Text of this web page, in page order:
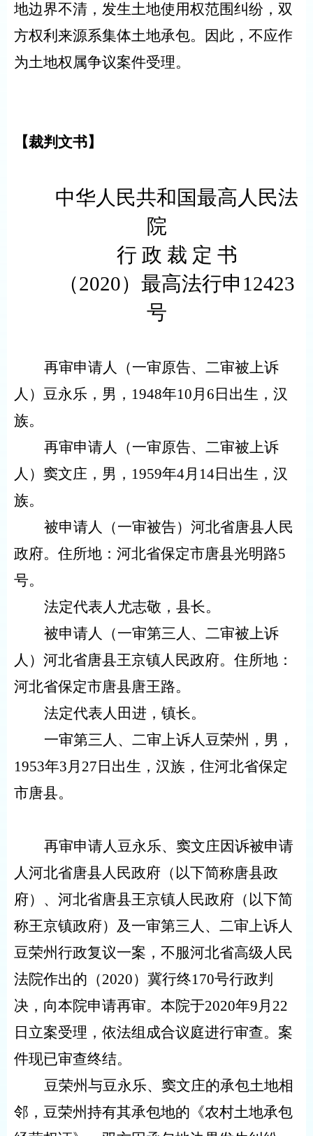
地边界不清，发生土地使用权范围纠纷，双
方权利来源系集体土地承包。因此，不应作
为土地权属争议案件受理。
【裁判文书】
中华人民共和国最高人民法
院
行 政 裁 定 书
（2020）最高法行申 12423
号
再审申请人（一审原告、二审被上诉
人）豆永乐，男， 1948年10月 6 日出生，汉
族。
再审申请人（一审原告、二审被上诉
人）窦文庄，男， 1959年4月 14日出生，汉
族。
被申请人（一审被告）河北省唐县人民
政府。住所地：河北省保定市唐县光明路5
号。
法定代表人尤志敬，县长。
被申请人（一审第三人、二审被上诉
人）河北省唐县王京镇人民政府。住所地：
河北省保定市唐县唐王路。
法定代表人田进，镇长。
一审第三人、二审上诉人豆荣州，男，
1953年3月 27 日出生，汉族，住河北省保定
市唐县。
再审申请人豆永乐、窦文庄因诉被申请
人河北省唐县人民政府（以下简称唐县政
府）、河北省唐县王京镇人民政府（以下简
称王京镇政府）及一审第三人、二审上诉人
豆荣州行政复议一案，不服河北省高级人民
法院作出的（2020）冀行终170号行政判
决，向本院申请再审。本院于2020年9月 22
日立案受理，依法组成合议庭进行审查。案
件现已审查终结。
豆荣州与豆永乐、窦文庄的承包土地相
邻，豆荣州持有其承包地的《农村土地承包